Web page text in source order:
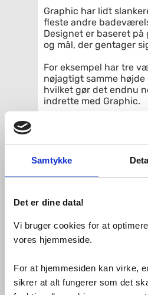
Samtykke
Det er dine data!
Vi bruger cookies for at
vores hjemmeside.
For at hjemmesiden kan virke,
sikrer at alt fungerer som det
Graphic har lidt
fleste andre
Designet er baseret på
og mål, der gentager
For eksempel har tre
nøjagtigt samme højde
hvilket gør det endnu
indrette med Graphic.
små og store
Mål: 300x1650x320
Låger med
venstremontering
1 fast træhylde og
glashylder
dyb, som også
badeværelse
Kan kombineres